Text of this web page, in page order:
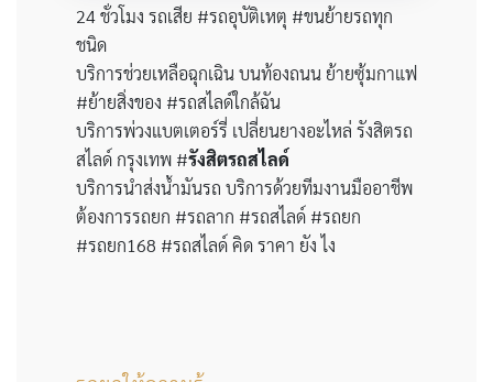
24 ชั่วโมง รถเสีย #รถอุบัติเหตุ #ขนย้ายรถทุก
ชนิด
บริการช่วยเหลือฉุกเฉิน บนท้องถนน ย้ายซุ้มกาแฟ
#ย้ายสิ่งของ #รถสไลด์ใกล้ฉัน
บริการพ่วงแบตเตอร์รี่ เปลี่ยนยางอะไหล่ รังสิตรถ
สไลด์ กรุงเทพ #รังสิตรถสไลด์
บริการนำส่งน้ำมันรถ บริการด้วยทีมงานมืออาชีพ
ต้องการรถยก #รถลาก #รถสไลด์ #รถยก
#รถยก168 #รถสไลด์ คิด ราคา ยัง ไง